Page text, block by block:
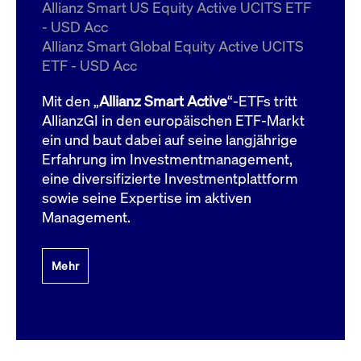
Allianz Smart US Equity Active UCITS ETF
- USD Acc
Allianz Smart Global Equity Active UCITS
ETF - USD Acc
Mit den „Allianz Smart Active“-ETFs tritt
AllianzGI in den europäischen ETF-Markt
ein und baut dabei auf seine langjährige
Erfahrung im Investmentmanagement,
eine diversifizierte Investmentplattform
sowie seine Expertise im aktiven
Management.
Mehr
ApplicationGatewayAffinityCORS
boerse.com
Domain
bis